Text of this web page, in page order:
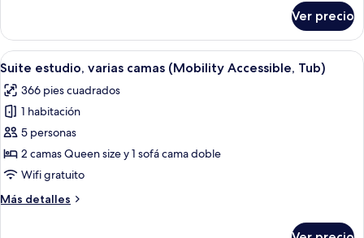
size
sofá
cama
(Hearing
Accessible)
estudio
estándar,
1
King
size
sofá
cama
(Hearing
Accessible)
Ver precio
Abrir
todas
las
fotos
de
Suite
estudio,
camas
Una habitación de hotel con dos
6
Suite estudio, varias camas (Mobility Accessible, Tub)
366 pies cuadrados
1 habitación
5 personas
2 camas Queen size y 1 sofá cama doble
Wifi gratuito
Más detalles
Más